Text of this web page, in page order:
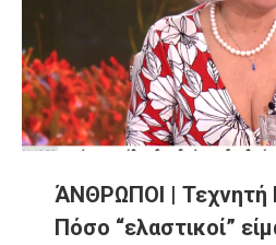
ΆΝΘΡΩΠΟΙ | Τεχνητή
Πόσο “ελαστικοί”